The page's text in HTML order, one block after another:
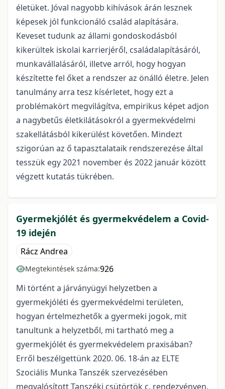
életüket. Jóval nagyobb kihívások árán lesznek
képesek jól funkcionáló család alapítására.
Keveset tudunk az állami gondoskodásból
kikerültek iskolai karrierjéről, családalapításáról,
munkavállalásáról, illetve arról, hogy hogyan
készítette fel őket a rendszer az önálló életre. Jelen
tanulmány arra tesz kísérletet, hogy ezt a
problémakört megvilágítva, empirikus képet adjon
a nagybetűs életkilátásokról a gyermekvédelmi
szakellátásból kikerülést követően. Mindezt
szigorúan az ő tapasztalataik rendszerezése által
tesszük egy 2021 november és 2022 január között
végzett kutatás tükrében.
Gyermekjólét és gyermekvédelem a Covid-
19 idején
Rácz Andrea
Megtekintések száma:926
Mi történt a járványügyi helyzetben a
gyermekjóléti és gyermekvédelmi területen,
hogyan értelmezhetők a gyermeki jogok, mit
tanultunk a helyzetből, mi tartható meg a
gyermekjólét és gyermekvédelem praxisában?
Erről beszélgettünk 2020. 06. 18-án az ELTE
Szociális Munka Tanszék szervezésében
megvalósított Tanszéki csütörtök c. rendezvényen.